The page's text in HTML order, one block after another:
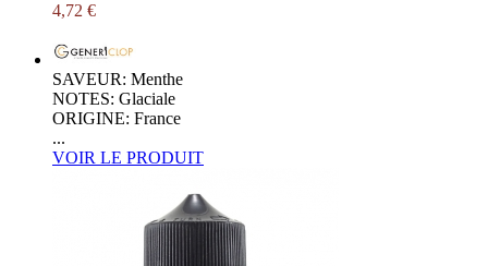
4,72 €
SAVEUR: Menthe
NOTES: Glaciale
ORIGINE: France
...
VOIR LE PRODUIT